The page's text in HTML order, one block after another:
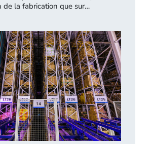
de la fabrication que sur…